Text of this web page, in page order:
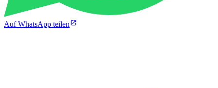
Auf WhatsApp teilen